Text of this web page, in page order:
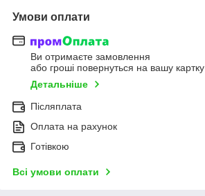
Умови оплати
Ви отримаєте замовлення
або гроші повернуться на вашу картку
Детальніше
Післяплата
Оплата на рахунок
Готівкою
Всі умови оплати